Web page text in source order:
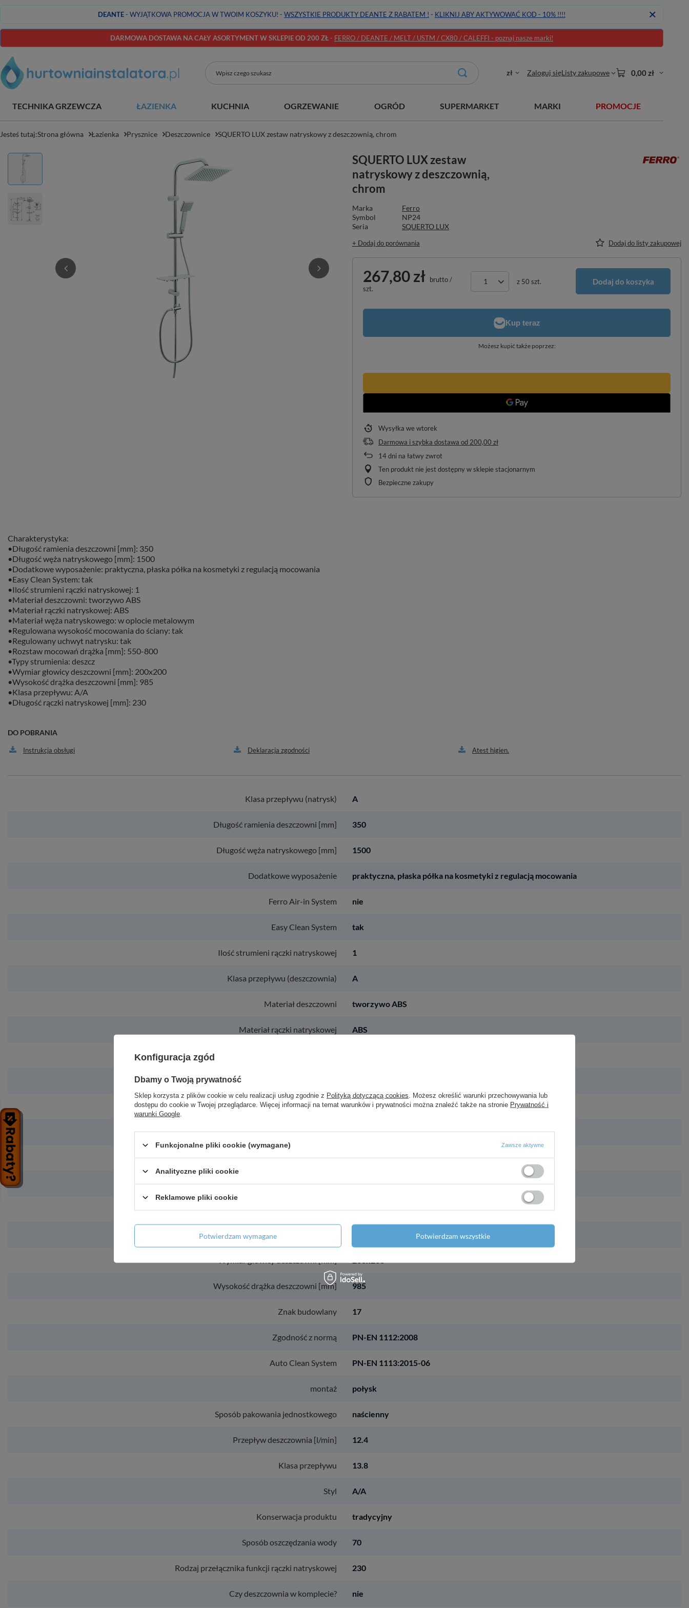
DEANTE- WYJĄTKOWA PROMOCJA W TWOIM KOSZYKU! - WSZYSTKIE PRODUKTY DEANTE Z RABATEM ! - KLIKNIJ ABY AKTYWOWAĆ KOD - 10% !!!!
DARMOWA DOSTAWA NA CAŁY ASORTYMENT W SKLEPIE OD 200 ZŁ- FERRO / DEANTE / MELT / USTM / CX80 / CALEFFI - poznaj nasze marki!
zł Zaloguj sięListy zakupowe 0,00 zł
TECHNIKA GRZEWCZA ŁAZIENKA KUCHNIA OGRZEWANIE OGRÓD SUPERMARKET MARKI PROMOCJE
Jesteś tutaj:Strona główna Łazienka Prysznice Deszczownice SQUERTO LUX zestaw natryskowy z deszczownią, chrom
SQUERTO LUX zestaw
natryskowy z deszczownią,
chrom
Marka
Ferro
Symbol
NP24
Seria
SQUERTO LUX
+ Dodaj do porównania Dodaj do listy zakupowej
267,80 zł brutto/
szt.
z 50 szt. Dodaj do koszyka
Możesz kupić także poprzez:
Wysyłka we wtorek
Darmowa i szybka dostawa od 200,00 zł
14dni na łatwy zwrot
Ten produkt nie jest dostępny w sklepie stacjonarnym
Bezpieczne zakupy
Charakterystyka:
•Długość ramienia deszczowni [mm]: 350
•Długość węża natryskowego [mm]: 1500
•Dodatkowe wyposażenie: praktyczna, płaska półka na kosmetyki z regulacją mocowania
•Easy Clean System: tak
•Ilość strumieni rączki natryskowej: 1
•Materiał deszczowni: tworzywo ABS
•Materiał rączki natryskowej: ABS
•Materiał węża natryskowego: w oplocie metalowym
•Regulowana wysokość mocowania do ściany: tak
•Regulowany uchwyt natrysku: tak
•Rozstaw mocowań drążka [mm]: 550-800
•Typy strumienia: deszcz
•Wymiar głowicy deszczowni [mm]: 200x200
•Wysokość drążka deszczowni [mm]: 985
•Klasa przepływu: A/A
•Długość rączki natryskowej [mm]: 230
DO POBRANIA
Instrukcja obsługi Deklaracja zgodności Atest higien.
Klasa przepływu (natrysk) A
Długość ramienia deszczowni [mm] 350
Długość węża natryskowego [mm] 1500
Dodatkowe wyposażenie praktyczna, płaska półka na kosmetyki z regulacją mocowania
Ferro Air-in System nie
Easy Clean System tak
Ilość strumieni rączki natryskowej 1
Klasa przepływu (deszczownia) A
Materiał deszczowni tworzywo ABS
Materiał rączki natryskowej ABS
Regulowana wysokość drążka natryskowego
Regulowana wysokość mocowania do ściany tak
Wymiar głowicy deszczowni [mm] 200x200
Wysokość drążka deszczowni [mm] 985
Znak budowlany 17
Zgodność z normą PN-EN 1112:2008
Auto Clean System PN-EN 1113:2015-06
montaż połysk
Sposób pakowania jednostkowego naścienny
Przepływ deszczownia [l/min] 12.4
Klasa przepływu 13.8
Styl A/A
Konserwacja produktu tradycyjny
Sposób oszczędzania wody 70
Rodzaj przełącznika funkcji rączki natryskowej 230
Czy deszczownia w komplecie? nie
Konfiguracja zgód
Dbamy o Twoją prywatność
Sklep korzysta z plików cookie w celu realizacji usług zgodnie z Polityką dotyczącą cookies . Możesz określić warunki przechowywania lub
dostępu do cookie w Twojej przeglądarce. Więcej informacji na temat warunków i prywatności można znaleźć także na stronie Prywatność i
warunki Google
Funkcjonalne pliki cookie (wymagane) Zawsze aktywne
Analityczne pliki cookie
Reklamowe pliki cookie
Potwierdzam wymagane Potwierdzam wszystkie